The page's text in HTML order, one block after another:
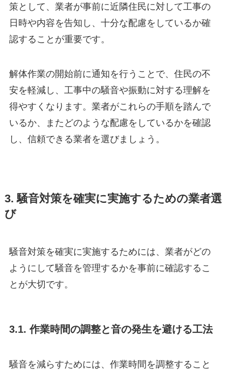
策として、業者が事前に近隣住民に対して工事の
日時や内容を告知し、十分な配慮をしているか確
認することが重要です。
解体作業の開始前に通知を行うことで、住民の不
安を軽減し、工事中の騒音や振動に対する理解を
得やすくなります。業者がこれらの手順を踏んで
いるか、またどのような配慮をしているかを確認
し、信頼できる業者を選びましょう。
3. 騒音対策を確実に実施するための業者選
び
騒音対策を確実に実施するためには、業者がどの
ようにして騒音を管理するかを事前に確認するこ
とが大切です。
3.1. 作業時間の調整と音の発生を避ける工法
騒音を減らすためには、作業時間を調整すること